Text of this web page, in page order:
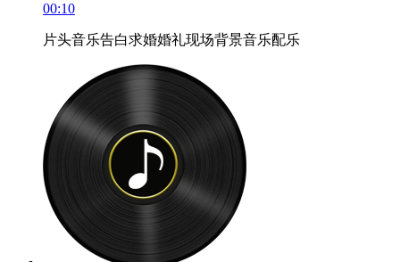
00:10
片头音乐告白求婚婚礼现场背景音乐配乐